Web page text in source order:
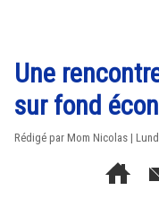
Une
sur fond
Rédigé par Mom Nicolas |